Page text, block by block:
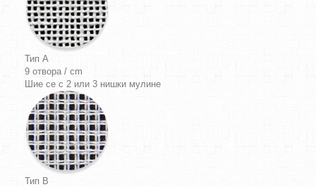
Тип A
9 отвора / cm
Шие се с 2 или 3 нишки мулине
Тип B